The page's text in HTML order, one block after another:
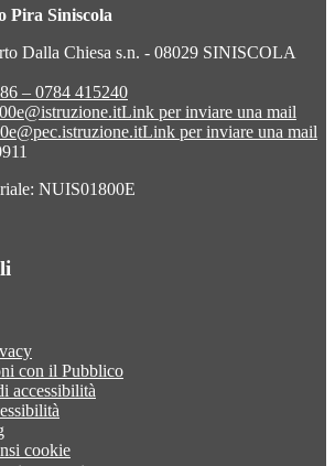
Pira Siniscola
Dalla Chiesa s.n. - 08029 SINISCOLA
– 0784 415240
Link per inviare una mail
Link per inviare una mail
NUIS01800E
con il Pubblico
accessibilità
cookie